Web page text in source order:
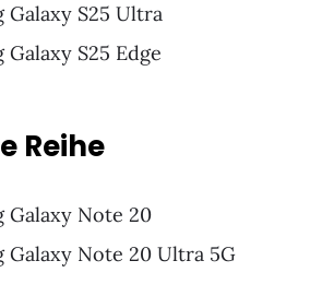
Galaxy S25 Ultra
Galaxy S25 Edge
Reihe
Galaxy Note 20
Galaxy Note 20 Ultra 5G